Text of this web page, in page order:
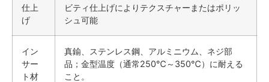
仕上
げ
ビティ仕上げによりテクスチャーまたはポリッ
シュ可能
イン
サー
ト材
真鍮、ステンレス鋼、アルミニウム、ネジ部
品；金型温度（通常250℃～350℃）に耐える
こと。